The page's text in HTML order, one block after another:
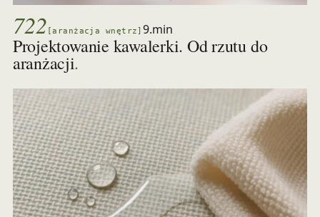
722 [aranżacja wnętrz] 9.min
Projektowanie kawalerki. Od rzutu do
aranżacji.